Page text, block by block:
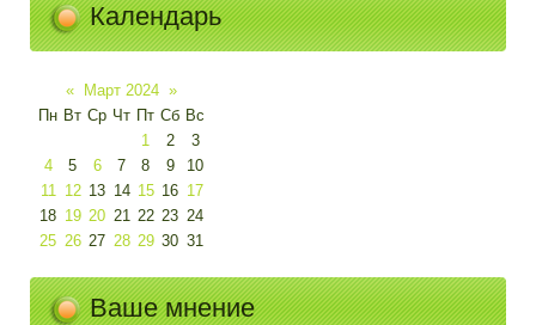
Календарь
« Март 2024 »
Пн Вт Ср Чт Пт Сб Вс
1
2
3
4
5 6 7 8 9
10
11
12 13 14 15 16 17
18 19 20 21 22 23 24
25 26 27 28 29 30 31
Ваше мнение